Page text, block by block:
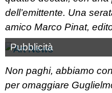
dell’emittente. Una
amico Marco Pinat,
Pubblicità
Non paghi, abbiamo
per omaggiare